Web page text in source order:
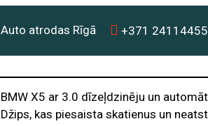
Auto atrodas Rīgā +371 24114455
BMW X5 ar 3.0 dīzeļdzinēju un
Džips, kas piesaista skatienus un